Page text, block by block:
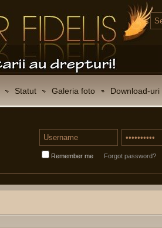
Statut Galeria foto Download-uri
Remember me Forgot password?